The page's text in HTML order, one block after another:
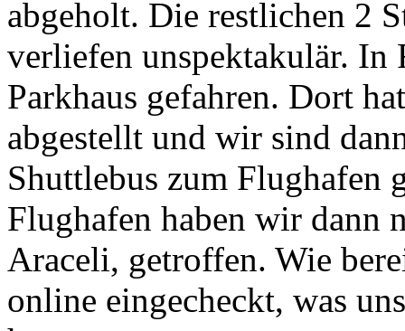
abgeholt. Die restlichen 2
verliefen unspektakulär.
Parkhaus gefahren. Dort
abgestellt und wir sind
Shuttlebus zum Flughafen
Flughafen haben wir dann
Araceli, getroffen. Wie
online eingecheckt, was